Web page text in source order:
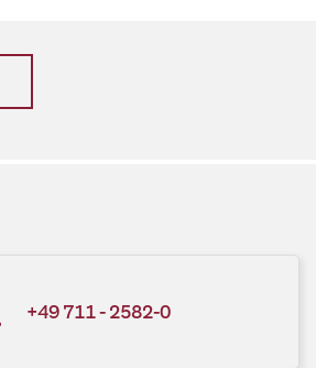
+49 711 - 2582-0